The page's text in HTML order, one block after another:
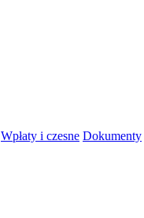
Wpłaty i czesne Dokumenty